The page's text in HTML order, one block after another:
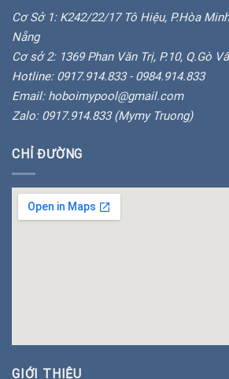
Cơ Sở 1: K242/22/17 Tô Hiệu, P.Hòa
Nẵng
Cơ sở 2: 1369 Phan Văn Trị, P.10, Q.Gò
Hotline: 0917.914.833 - 0984.914.833
Email: hoboimypool@gmail.com
Zalo: 0917.914.833 (Mymy Truong)
CHỈ ĐƯỜNG
GIỚI THIỆU